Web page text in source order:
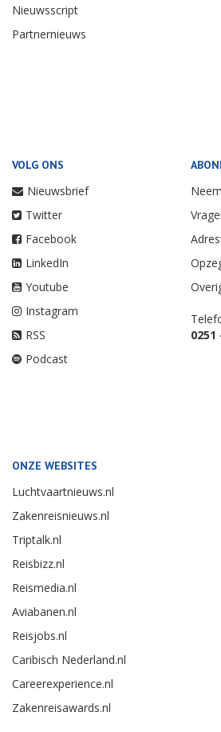
Nieuwsscript
Partnernieuws
VOLG ONS
Nieuwsbrief
Twitter
Facebook
LinkedIn
Youtube
Instagram
RSS
Podcast
0251
ONZE WEBSITES
Luchtvaartnieuws.nl
Zakenreisnieuws.nl
Triptalk.nl
Reisbizz.nl
Reismedia.nl
Aviabanen.nl
Reisjobs.nl
Caribisch Nederland.nl
Careerexperience.nl
Zakenreisawards.nl